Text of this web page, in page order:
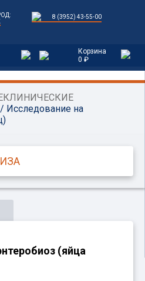
8 (3952) 43-55-00
Корзина
0 ₽
/ Исследование на
(яйца